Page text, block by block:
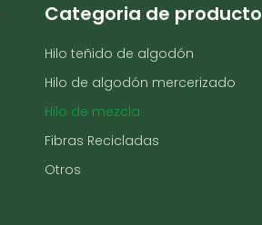
Categoria de producto
Hilo teñido de algodón
Hilo de algodón mercerizado
Hilo de mezcla
Fibras Recicladas
Otros